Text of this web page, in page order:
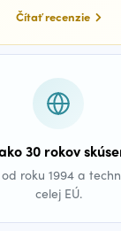
Čítať recenzie
30 rokov
roku 1994 a
celej EÚ.